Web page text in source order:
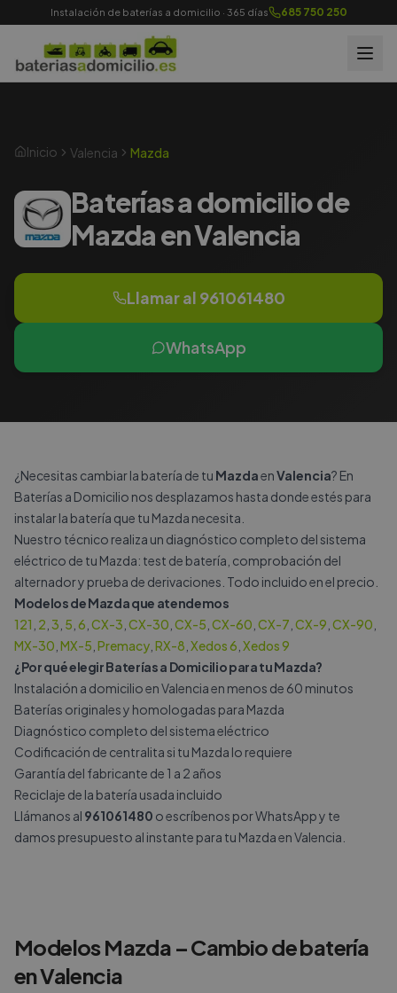
Instalación de baterías a domicilio · 365 días 685 750 250
Inicio Valencia Mazda
Baterías a domicilio de
Mazda en Valencia
Llamar al 961061480
WhatsApp
¿Necesitas cambiar la batería de tu MazdaenValencia? En
Baterías a Domicilio nos desplazamos hasta donde estés para
instalar la batería que tu Mazda necesita.
Nuestro técnico realiza un diagnóstico completo del sistema
eléctrico de tu Mazda: test de batería, comprobación del
alternador y prueba de derivaciones. Todo incluido en el precio.
Modelos de Mazda que atendemos
121 2 3 5 6 CX-3 CX-30 CX-5 CX-60 CX-7 CX-9 CX-90
MX-30 MX-5 Premacy RX-8 Xedos 6 Xedos 9
¿Por qué elegir Baterías a Domicilio para tu Mazda?
Instalación a domicilio en Valencia en menos de 60 minutos
Baterías originales y homologadas para Mazda
Diagnóstico completo del sistema eléctrico
Codificación de centralita si tu Mazda lo requiere
Garantía del fabricante de 1 a 2 años
Reciclaje de la batería usada incluido
Llámanos al 961061480 o escríbenos porWhatsAppy te
damos presupuesto al instante para tu Mazda en Valencia.
ModelosMazda – Cambio de batería
enValencia